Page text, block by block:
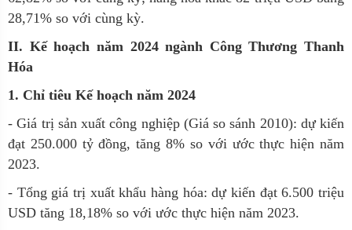
28,71% so với cùng kỳ.
II. Kế hoạch năm 2024 ngành Công Thương Thanh
Hóa
1. Chỉ tiêu Kế hoạch năm 2024
- Giá trị sản xuất công nghiệp (Giá so sánh 2010): dự kiến
đạt 250.000 tỷ đồng, tăng 8% so với ước thực hiện năm
2023.
- Tổng giá trị xuất khẩu hàng hóa: dự kiến đạt 6.500 triệu
USD tăng 18,18% so với ước thực hiện năm 2023.